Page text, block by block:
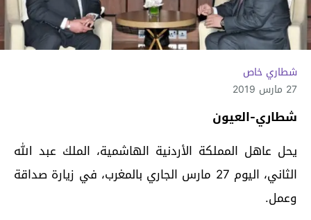
شطاري خاص
27 مارس 2019
شطاري-العيون
يحل عاهل المملكة الأردنية الهاشمية، الملك عبد الله
الثاني، اليوم 27 مارس الجاري بالمغرب، في زيارة صداقة
وعمل.